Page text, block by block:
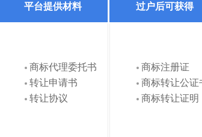
平台提供材料 过户后可获得
商标代理委托书
转让申请书
转让协议
商标注册证
商标转让公证
商标转让证明